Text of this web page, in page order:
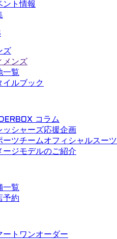
ント情報
ズ
メンズ
一覧
イルブック
コラム
ッシャーズ応援企画
ーツチームオフィシャルスーツ
ージモデルのご紹介
一覧
予約
ートワンオーダー